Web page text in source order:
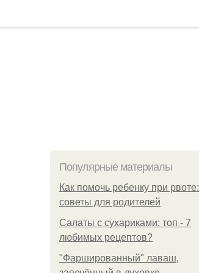
Популярные материалы
Как помочь ребенку при рвоте:
советы для родителей
Салаты с сухариками: топ - 7
любимых рецептов?
"Фаршированный" лаваш,